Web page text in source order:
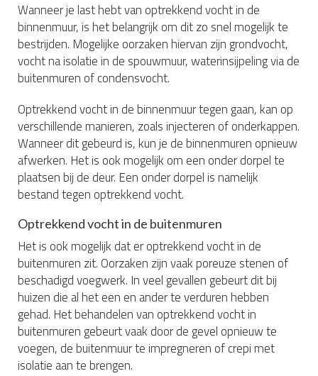
Wanneer je last hebt van optrekkend vocht in de
binnenmuur, is het belangrijk om dit zo snel mogelijk te
bestrijden. Mogelijke oorzaken hiervan zijn grondvocht,
vocht na isolatie in de spouwmuur, waterinsijpeling via de
buitenmuren of condensvocht.
Optrekkend vocht in de binnenmuur tegen gaan, kan op
verschillende manieren, zoals injecteren of onderkappen.
Wanneer dit gebeurd is, kun je de binnenmuren opnieuw
afwerken. Het is ook mogelijk om een onder dorpel te
plaatsen bij de deur. Een onder dorpel is namelijk
bestand tegen optrekkend vocht.
Optrekkend vocht in de buitenmuren
Het is ook mogelijk dat er optrekkend vocht in de
buitenmuren zit. Oorzaken zijn vaak poreuze stenen of
beschadigd voegwerk. In veel gevallen gebeurt dit bij
huizen die al het een en ander te verduren hebben
gehad. Het behandelen van optrekkend vocht in
buitenmuren gebeurt vaak door de gevel opnieuw te
voegen, de buitenmuur te impregneren of crepi met
isolatie aan te brengen.